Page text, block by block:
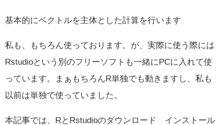
基本的にベクトルを主体とした計算を行います
私も、もちろん使っております。が、実際に使う際には
Rstudioという別のフリーソフトも一緒にPCに入れて使
っています。まぁもちろんR単独でも動きますし、私も
以前は単独で使っていました。
本記事では、RとRstudioのダウンロード インストール